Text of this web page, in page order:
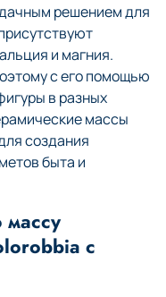
решением для
и магния.
с его помощью
в разных
массы
создания
быта и
массу
с